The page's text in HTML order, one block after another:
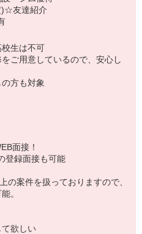
)☆友達紹介
生は不可
ご用意しているので、安心し
方も対象
面接！
登録面接も可能
の案件を扱っておりますので、
。
て欲しい